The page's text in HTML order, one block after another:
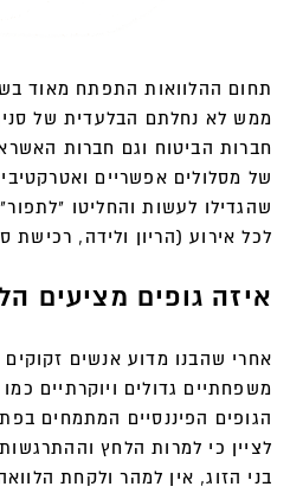
תחום ההלוואות התפתח מאוד
ממש לא נחלתם הבלעדית של
חברות הביטוח וגם חברות
של מסלולים אפשריים
שהגדילו לעשות והחליטו
לכל אירוע (הריון ולידה, רכישת
איזה גופים מציעים
אחרי שהבנו מדוע אנשים זקוקים
משפחתיים גדולים ויוקרתיים
הגופים הפיננסיים המתמחים
לציין כי למרות הלחץ
בני הזוג, אין למהר ולקחת